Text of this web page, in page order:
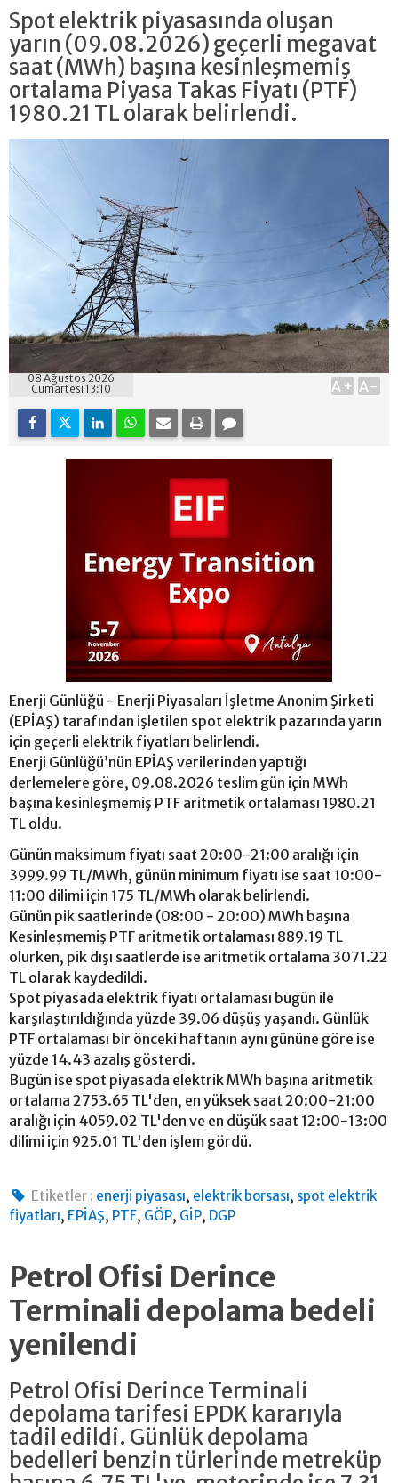
Spot elektrik piyasasında oluşan
yarın (09.08.2026) geçerli megavat
saat (MWh) başına kesinleşmemiş
ortalama Piyasa Takas Fiyatı (PTF)
1980.21 TL olarak belirlendi.
08 Ağustos 2026
Cumartesi 13:10
A+ A-
Enerji Günlüğü - Enerji Piyasaları İşletme Anonim Şirketi
(EPİAŞ) tarafından işletilen spot elektrik pazarında yarın
için geçerli elektrik fiyatları belirlendi.
Enerji Günlüğü’nün EPİAŞ verilerinden yaptığı
derlemelere göre, 09.08.2026 teslim gün için MWh
başına kesinleşmemiş PTF aritmetik ortalaması 1980.21
TL oldu.
Günün maksimum fiyatı saat 20:00-21:00 aralığı için
3999.99 TL/MWh, günün minimum fiyatı ise saat 10:00-
11:00 dilimi için 175 TL/MWh olarak belirlendi.
Günün pik saatlerinde (08:00 - 20:00) MWh başına
Kesinleşmemiş PTF aritmetik ortalaması 889.19 TL
olurken, pik dışı saatlerde ise aritmetik ortalama 3071.22
TL olarak kaydedildi.
Spot piyasada elektrik fiyatı ortalaması bugün ile
karşılaştırıldığında yüzde 39.06 düşüş yaşandı. Günlük
PTF ortalaması bir önceki haftanın aynı gününe göre ise
yüzde 14.43 azalış gösterdi.
Bugün ise spot piyasada elektrik MWh başına aritmetik
ortalama 2753.65 TL'den, en yüksek saat 20:00-21:00
aralığı için 4059.02 TL'den ve en düşük saat 12:00-13:00
dilimi için 925.01 TL'den işlem gördü.
Etiketler : enerji piyasası, elektrik borsası, spot elektrik
fiyatları, EPİAŞ, PTF, GÖP, GİP, DGP
Petrol Ofisi Derince
Terminali depolama bedeli
yenilendi
Petrol Ofisi Derince Terminali
depolama tarifesi EPDK kararıyla
tadil edildi. Günlük depolama
bedelleri benzin türlerinde metreküp